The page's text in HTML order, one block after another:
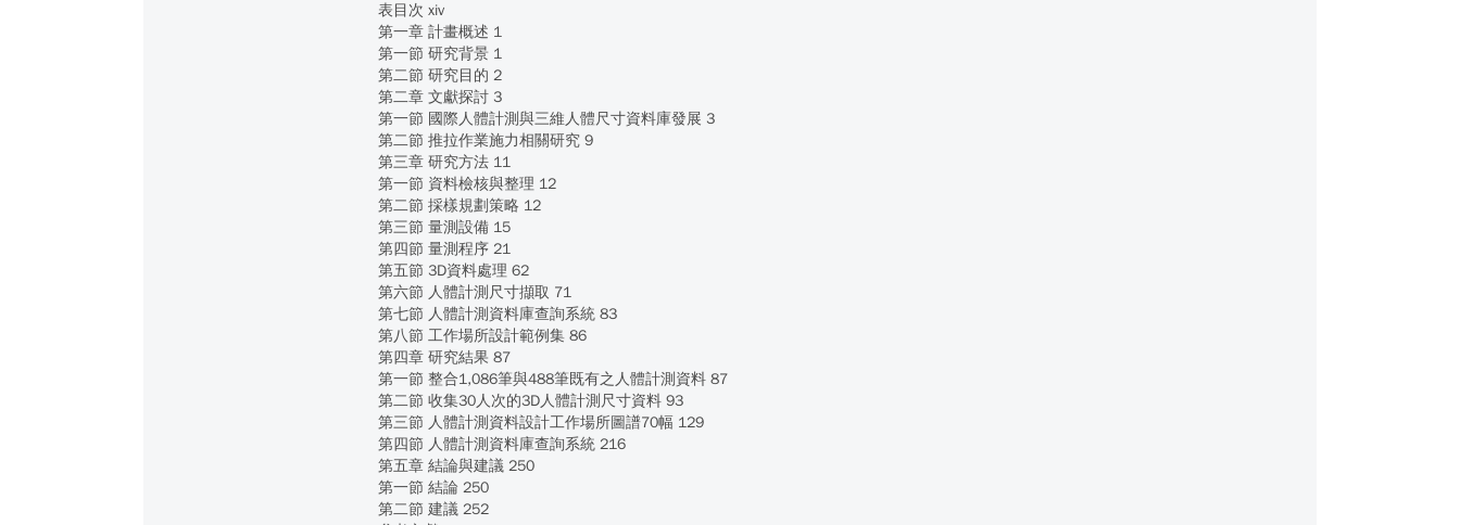
表目次 xiv
第一章 計畫概述 1
第一節 研究背景 1
第二節 研究目的 2
第二章 文獻探討 3
第一節 國際人體計測與三維人體尺寸資料庫發展 3
第二節 推拉作業施力相關研究 9
第三章 研究方法 11
第一節 資料檢核與整理 12
第二節 採樣規劃策略 12
第三節 量測設備 15
第四節 量測程序 21
第五節 3D資料處理 62
第六節 人體計測尺寸擷取 71
第七節 人體計測資料庫查詢系統 83
第八節 工作場所設計範例集 86
第四章 研究結果 87
第一節 整合1,086筆與488筆既有之人體計測資料 87
第二節 收集30人次的3D人體計測尺寸資料 93
第三節 人體計測資料設計工作場所圖譜70幅 129
第四節 人體計測資料庫查詢系統 216
第五章 結論與建議 250
第一節 結論 250
第二節 建議 252